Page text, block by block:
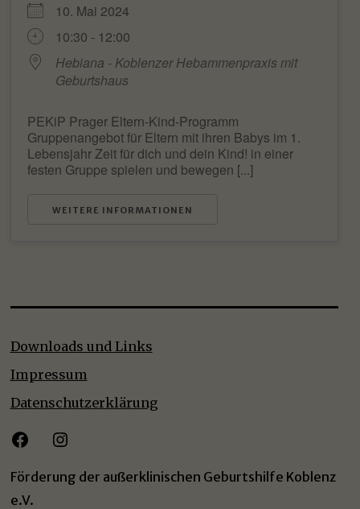
10. Mai 2024
10:30 - 12:00
Hebiana - Koblenzer Hebammenpraxis mit
Geburtshaus
PEKiP Prager Eltern-Kind-Programm
Gruppenangebot für Eltern mit ihren Babys im 1.
Lebensjahr Zeit für dich und dein Kind! in einer
festen Gruppe spielen und bewegen [...]
WEITERE INFORMATIONEN
Förderung der außerklinischen Geburtshilfe Koblenz
e.V.
Downloads und Links
Impressum
Datenschutzerklärung
Facebook